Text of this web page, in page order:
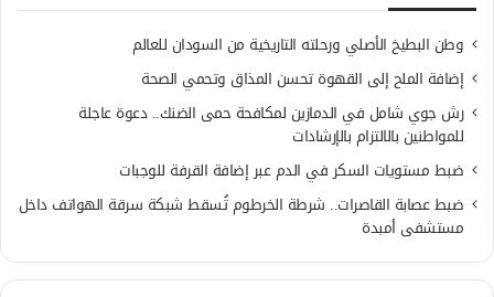
وطن البطيخ الأصلي ورحلته التاريخية من السودان للعالم
إضافة الملح إلى القهوة تحسن المذاق وتحمي الصحة
رش جوي شامل في الدمازين لمكافحة حمى الضنك.. دعوة عاجلة
للمواطنين بالالتزام بالإرشادات
ضبط مستويات السكر في الدم عبر إضافة القرفة للوجبات
ضبط عصابة القاصرات.. شرطة الخرطوم تُسقط شبكة سرقة الهواتف داخل
مستشفى أمبدة